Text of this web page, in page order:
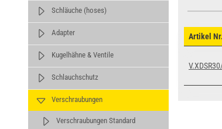
Schläuche (hoses)
Adapter
Kugelhähne & Ventile
Schlauchschutz
Verschraubungen
Verschraubungen Standard
Artikel Nr.